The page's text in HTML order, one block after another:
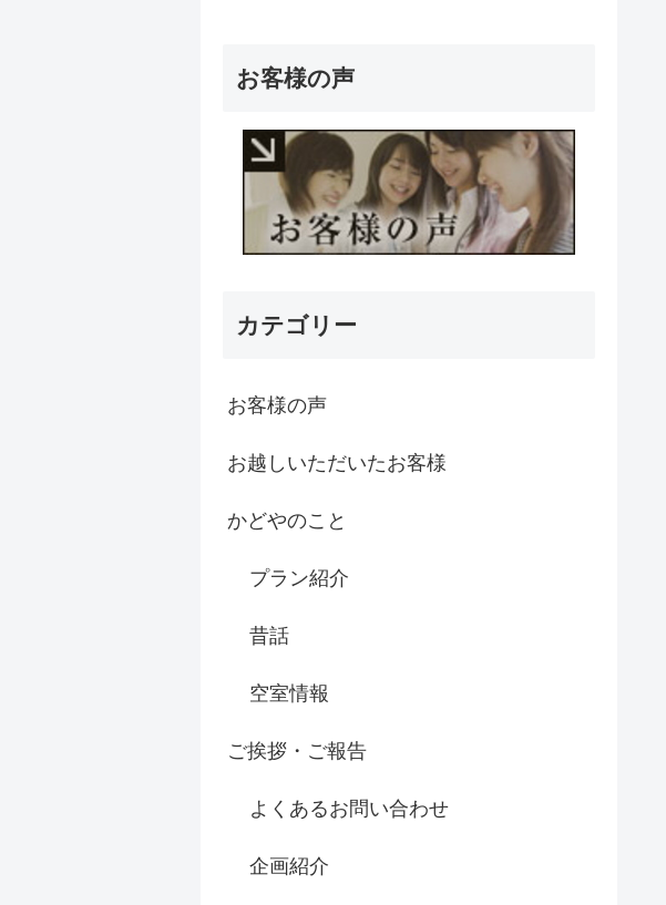
お客様の声
カテゴリー
お客様の声
お越しいただいたお客様
かどやのこと
プラン紹介
昔話
空室情報
ご挨拶・ご報告
よくあるお問い合わせ
企画紹介